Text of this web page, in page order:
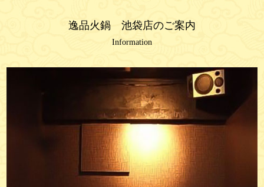
逸品火鍋 池袋店のご案内
Information